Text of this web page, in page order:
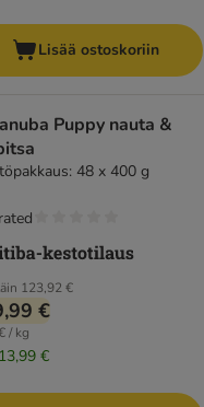
Lisää ostoskoriin
Puppy nauta &
48 x 400 g
123,92 €
€
/ kg
€